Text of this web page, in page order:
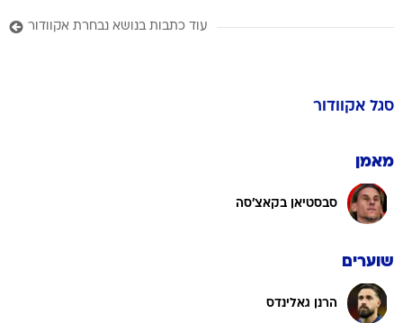
עוד כתבות בנושא נבחרת אקוודור
סגל אקוודור
מאמן
סבסטיאן בקאצ'סה
שוערים
הרנן גאלינדס